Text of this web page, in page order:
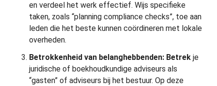
en verdeel het werk effectief. Wijs specifieke
taken, zoals “planning compliance checks”, toe aan
leden die het beste kunnen coördineren met lokale
overheden.
Betrokkenheid van belanghebbenden: Betrek je
juridische of boekhoudkundige adviseurs als
“gasten” of adviseurs bij het bestuur. Op deze